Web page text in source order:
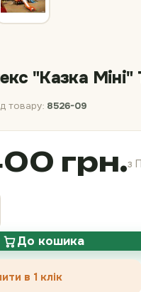
"Казка Міні"
товару: 8526-09
грн.з
До кошика
в 1 клік